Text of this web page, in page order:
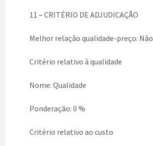
11 – CRITÉRIO DE ADJUDICAÇÃO
Melhor relação qualidade-preço: Não
Critério relativo à qualidade
Nome: Qualidade
Ponderação: 0 %
Critério relativo ao custo